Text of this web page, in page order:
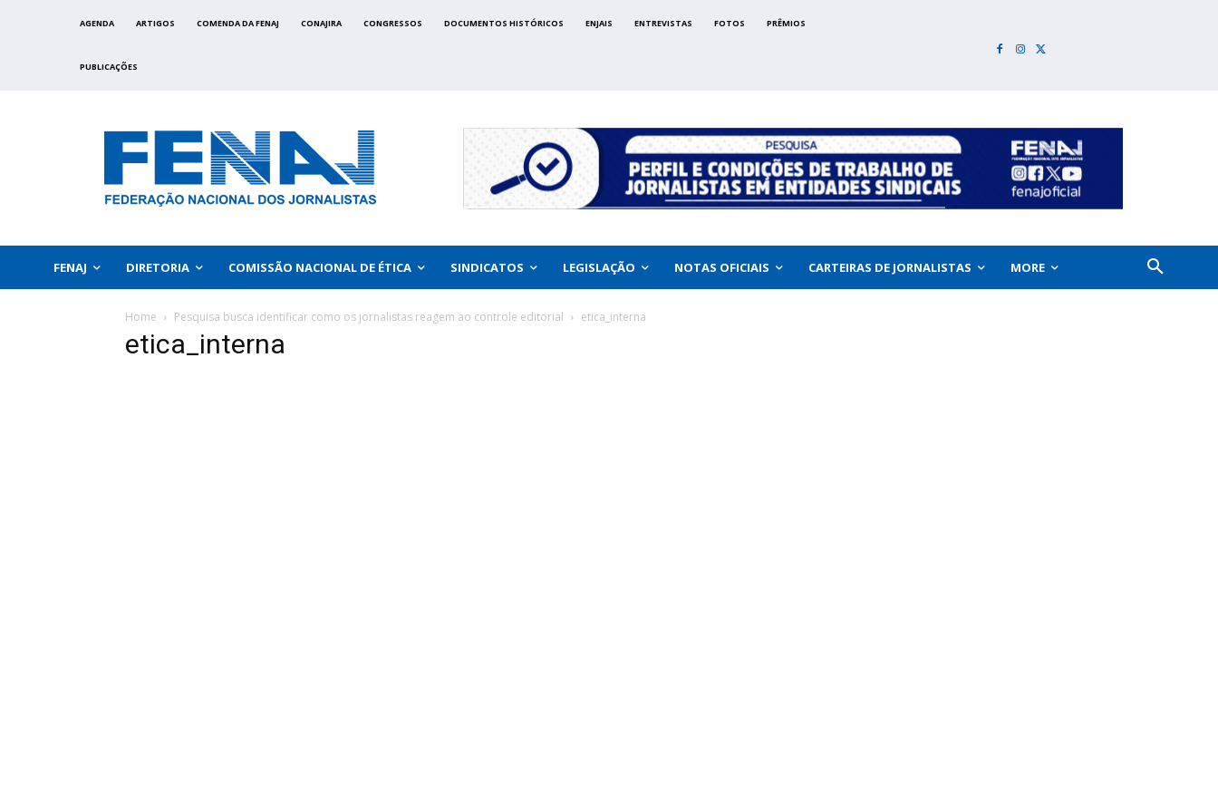
AGENDA ARTIGOS COMENDA DA FENAJ CONAJIRA CONGRESSOS DOCUMENTOS HISTÓRICOS ENJAIS ENTREVISTAS FOTOS PRÊMIOS
PUBLICAÇÕES
FENAJ DIRETORIA COMISSÃO NACIONAL DE ÉTICA SINDICATOS LEGISLAÇÃO NOTAS OFICIAIS CARTEIRAS DE JORNALISTAS MORE
Home Pesquisa busca identificar como os jornalistas reagem ao controle editorial etica_interna
etica_interna